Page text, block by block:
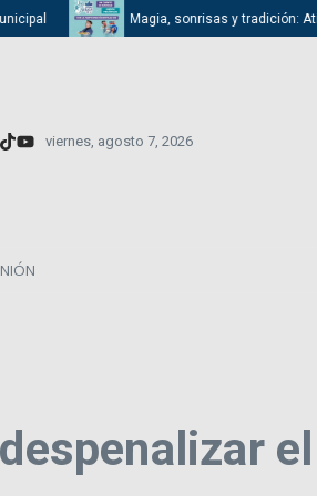
Magia, sonrisas y tradición:
viernes, agosto 7, 2026